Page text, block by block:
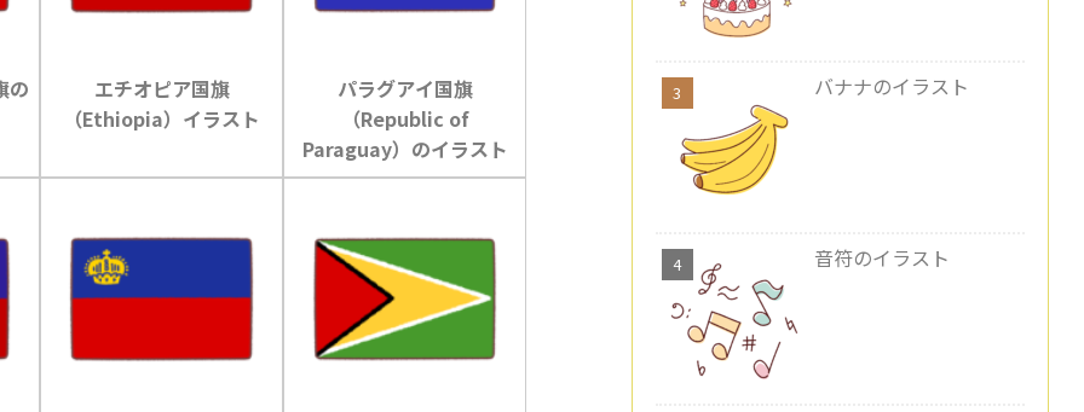
の
エチオピア国旗
（Ethiopia）イラスト
パラグアイ国旗
（Republic of
Paraguay）のイラスト
バナナのイラスト
音符のイラスト